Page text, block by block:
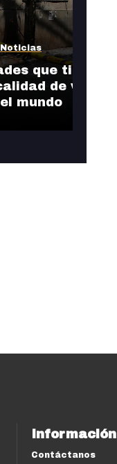
Noticias
que tienen
de vida
mundo
Información
Contáctanos